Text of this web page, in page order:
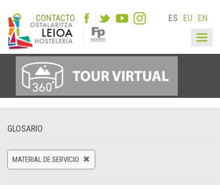
CONTACTO ES EU EN
GLOSARIO
MATERIAL DE SERVICIO